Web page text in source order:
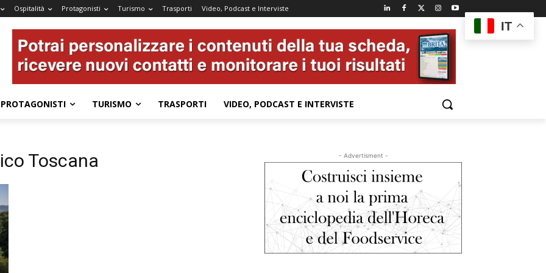
Ospitalità Protagonisti Turismo Trasporti Video, Podcast e Interviste
PROTAGONISTI TURISMO TRASPORTI VIDEO, PODCAST E INTERVISTE
Toscana - Advertisment -
IT